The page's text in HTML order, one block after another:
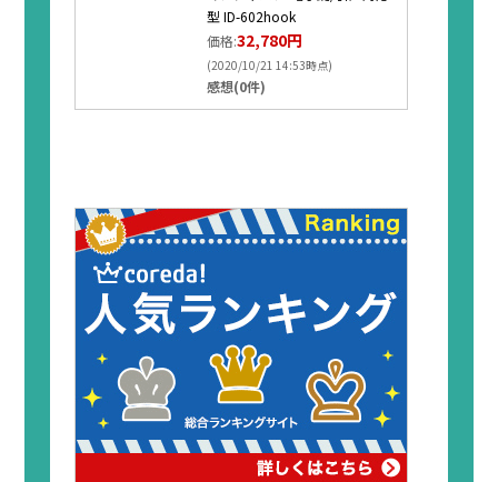
型 ID-602hook
価格:32,780円
(2020/10/21 14:53時点)
感想(0件)